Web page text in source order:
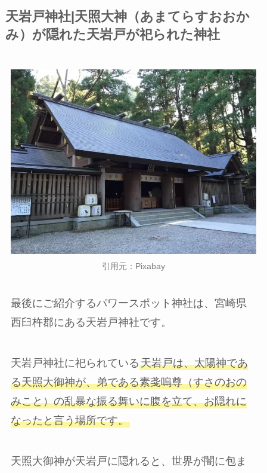
天岩戸神社|天照大神（あまてらすおおか
み）が隠れた天岩戸が祀られた神社
引用元：Pixabay
最後にご紹介するパワースポット神社は、宮崎県
西臼杵郡にある天岩戸神社です。
天岩戸神社に祀られている天岩戸は、太陽神であ
る天照大御神が、弟である素戔嗚尊（すさのおの
みこと）の乱暴な振る舞いに腹を立て、お隠れに
なったと言う場所です。
天照大御神が天岩戸に隠れると、世界が闇に包ま